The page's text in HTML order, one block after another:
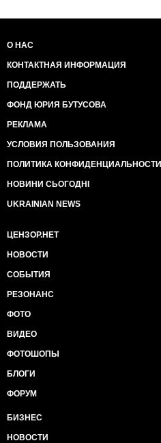
О НАС
КОНТАКТНАЯ ИНФОРМАЦИЯ
ПОДДЕРЖАТЬ
ФОНД ЮРИЯ БУТУСОВА
РЕКЛАМА
УСЛОВИЯ ПОЛЬЗОВАНИЯ
ПОЛИТИКА КОНФИДЕНЦИАЛЬНОСТИ
НОВИНИ СЬОГОДНІ
UKRAINIAN NEWS
ЦЕНЗОР.НЕТ
НОВОСТИ
СОБЫТИЯ
РЕЗОНАНС
ФОТО
ВИДЕО
ФОТОШОПЫ
БЛОГИ
ФОРУМ
БИЗНЕС
НОВОСТИ